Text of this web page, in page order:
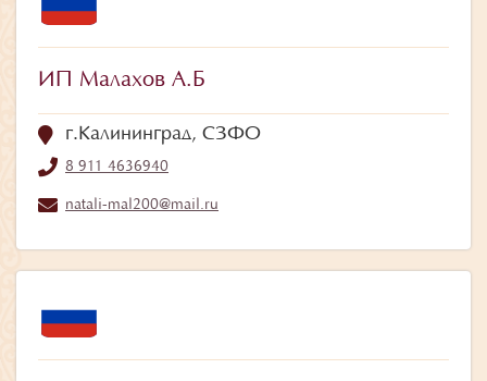
ИП Малахов А.Б
г.Калининград, СЗФО
8 911 4636940
natali-mal200@mail.ru